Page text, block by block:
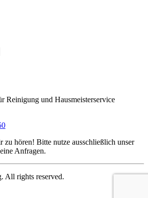
Reinigung und Hausmeisterservice
zu hören! Bitte nutze ausschließlich unser
Anfragen.
All rights reserved.